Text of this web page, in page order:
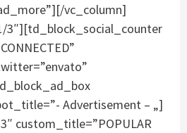
vc_column]
3″][td_block_social_counter
Advertisement – „]
custom_title=”POPULAR